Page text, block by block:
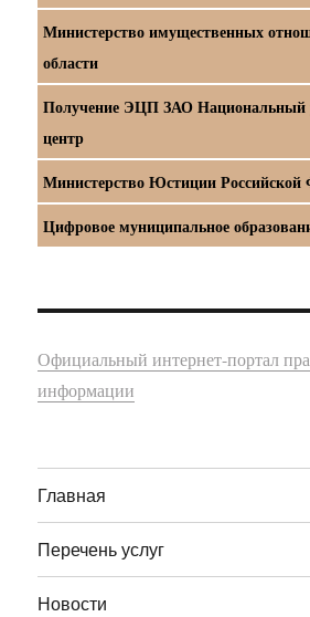
Министерство имущественных
области
Получение ЭЦП ЗАО Национальный
центр
Министерство Юстиции Российской
Цифровое муниципальное
Официальный интернет-портал
информации
Главная
Перечень услуг
Новости